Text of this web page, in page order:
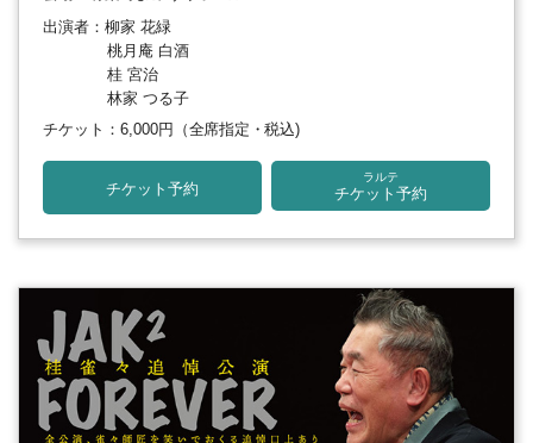
出演者：柳家 花緑
桃月庵 白酒
桂 宮治
林家 つる子
チケット：6,000円
（全席指定・税込)
チケット予約
ラルテ
チケット予約